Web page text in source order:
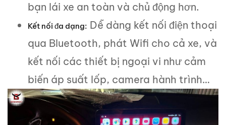
bạn lái xe an toàn và chủ động hơn.
Kết nối đa dạng: Dễ dàng kết nối điện thoại
qua Bluetooth, phát Wifi cho cả xe, và
kết nối các thiết bị ngoại vi như cảm
biến áp suất lốp, camera hành trình…